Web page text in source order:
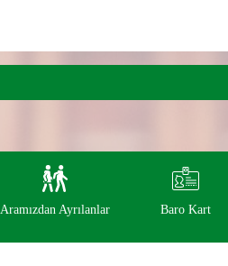
Aramızdan Ayrılanlar Baro Kart